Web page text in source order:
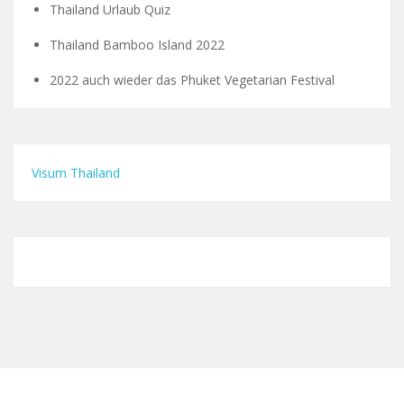
Thailand Urlaub Quiz
Thailand Bamboo Island 2022
2022 auch wieder das Phuket Vegetarian Festival
Visum Thailand